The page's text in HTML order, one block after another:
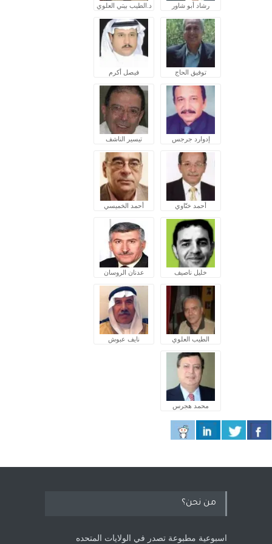
رشاد أبو شاور د.الطيب بيتي العلوي
توفيق الحاج فيصل أكرم
إدوارد جرجس تيسير الناشف
أحمد ختّاوي أحمد الخميسي
خليل ناصيف عدنان الروسان
الطيب العلوي نايف عبوش
محمد هجرس
من نحن؟
اسبوعية مطبوعة تصدر في الولايات المتحده